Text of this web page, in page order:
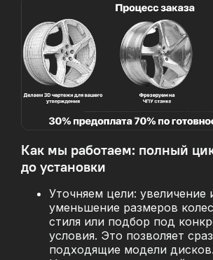
Как мы работаем: полный
до установки
Уточняем цели: увеличение
уменьшение размеров
стиля или подбор под
условия. Это позволяет
подходящие модели дисков.